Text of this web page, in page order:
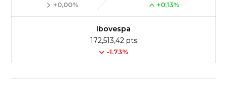
+0,00% +0,13%
Ibovespa
172,513,42 pts
-1.73%